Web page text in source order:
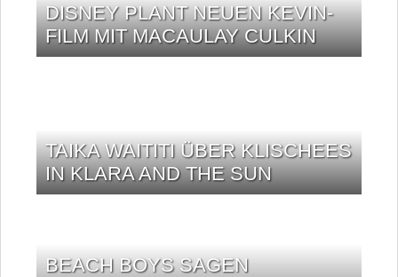
DISNEY PLANT NEUEN KEVIN-
FILM MIT MACAULAY CULKIN
TAIKA WAITITI ÜBER KLISCHEES
IN KLARA AND THE SUN
BEACH BOYS SAGEN